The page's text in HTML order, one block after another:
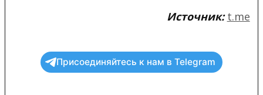
Источник: t.me
Присоединяйтесь к нам в Telegram